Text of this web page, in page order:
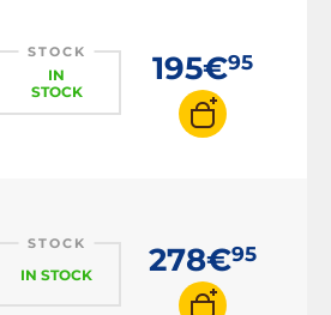
STOCK
IN
STOCK
195€95
STOCK
IN STOCK 278€95